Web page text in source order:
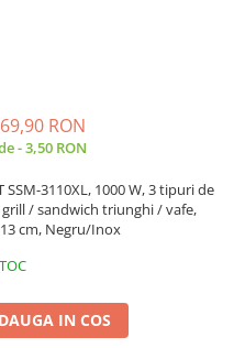
RON
- 3,50 RON
SSM-3110XL, 1000 W, 3 tipuri de
/ sandwich triunghi / vafe,
cm, Negru/Inox
IN COS